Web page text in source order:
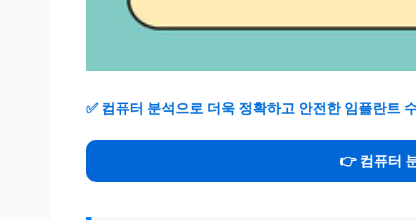
✅ 컴퓨터 분석으로 더욱 정확하고 안전한 임플란트
👉 컴퓨터